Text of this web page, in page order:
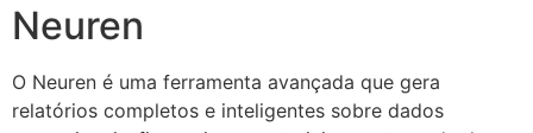
Neuren
O Neuren é uma ferramenta avançada que gera
relatórios completos e inteligentes sobre dados